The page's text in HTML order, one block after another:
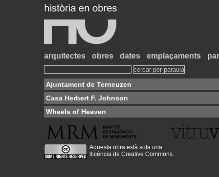
arquitectes obres dates emplaçaments
Ajuntament de Terneuzen
Casa Herbert F. Johnson
Wheels of Heaven
Aquesta obra està sota una
llicència de Creative Commons.